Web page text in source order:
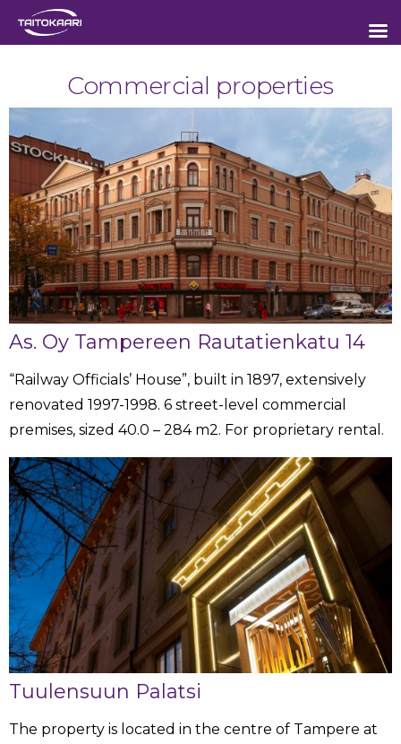
Commercial properties
As. Oy Tampereen Rautatienkatu 14
“Railway Officials’ House”, built in 1897, extensively
renovated 1997-1998. 6 street-level commercial
premises, sized 40.0 – 284 m2. For proprietary rental.
Tuulensuun Palatsi
The property is located in the centre of Tampere at